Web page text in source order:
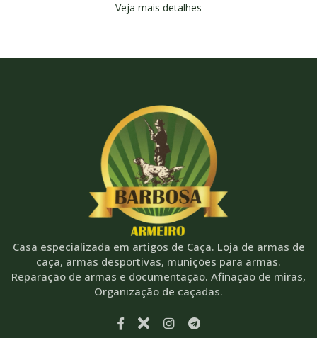
Veja mais detalhes
Casa especializada em artigos de Caça. Loja de armas de
caça, armas desportivas, munições para armas.
Reparação de armas e documentação. Afinação de miras,
Organização de caçadas.